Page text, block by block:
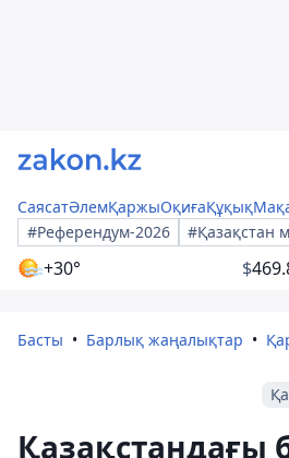
СаясатӘлемҚаржыОқиғаҚұқық
#Референдум-2026
#Қазақстан
+30° $
Басты Барлық жаңалықтар
Қазақстандағы